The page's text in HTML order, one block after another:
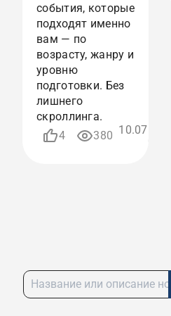
события, которые
подходят именно
вам — по
возрасту, жанру и
уровню
подготовки. Без
лишнего
скроллинга.
4
380 10.07.2026